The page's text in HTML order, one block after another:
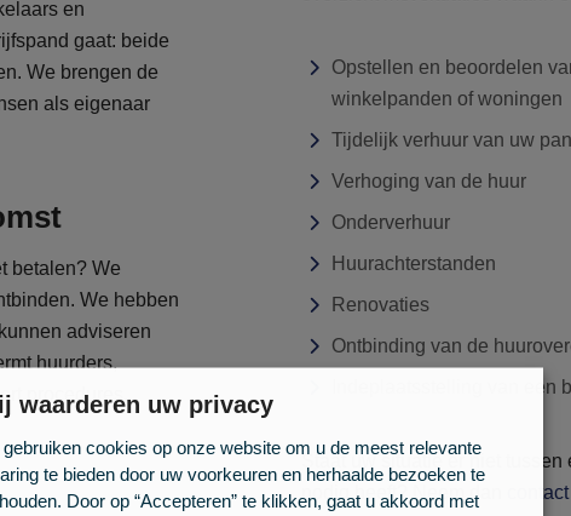
en
gaat: beide
We brengen de
als eigenaar
betalen? We
We hebben
adviseren
huurders,
procedures.
Opstellen en beoordelen
winkelpanden of woningen
Tijdelijk verhuur van uw
Verhoging van de huur
Onderverhuur
Huurachterstanden
Renovaties
Ontbinding van de
Indeplaatsstelling van een
Staat uw situatie er niet
nodig heeft? Neem dan
contact
waarderen uw privacy
gebruiken cookies op onze website om u de meest relevante
te bieden door uw voorkeuren en herhaalde bezoeken te
Door op “Accepteren” te klikken, gaat u akkoord met